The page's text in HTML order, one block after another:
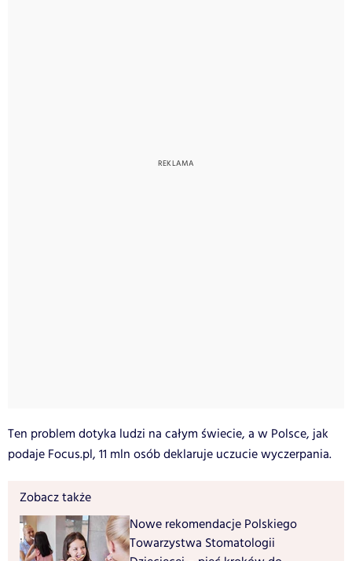
Ten problem dotyka ludzi na całym świecie, a w Polsce, jak
podaje Focus.pl, 11 mln osób deklaruje uczucie wyczerpania.
Zobacz także
Nowe rekomendacje Polskiego
Towarzystwa Stomatologii